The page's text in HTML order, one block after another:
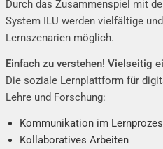
Durch das Zusammenspiel mit
System ILU werden vielfältige
Lernszenarien möglich.
Einfach zu verstehen! Vielseitig
Die soziale Lernplattform für
Lehre und Forschung:
Kommunikation im
Kollaboratives Arbeiten